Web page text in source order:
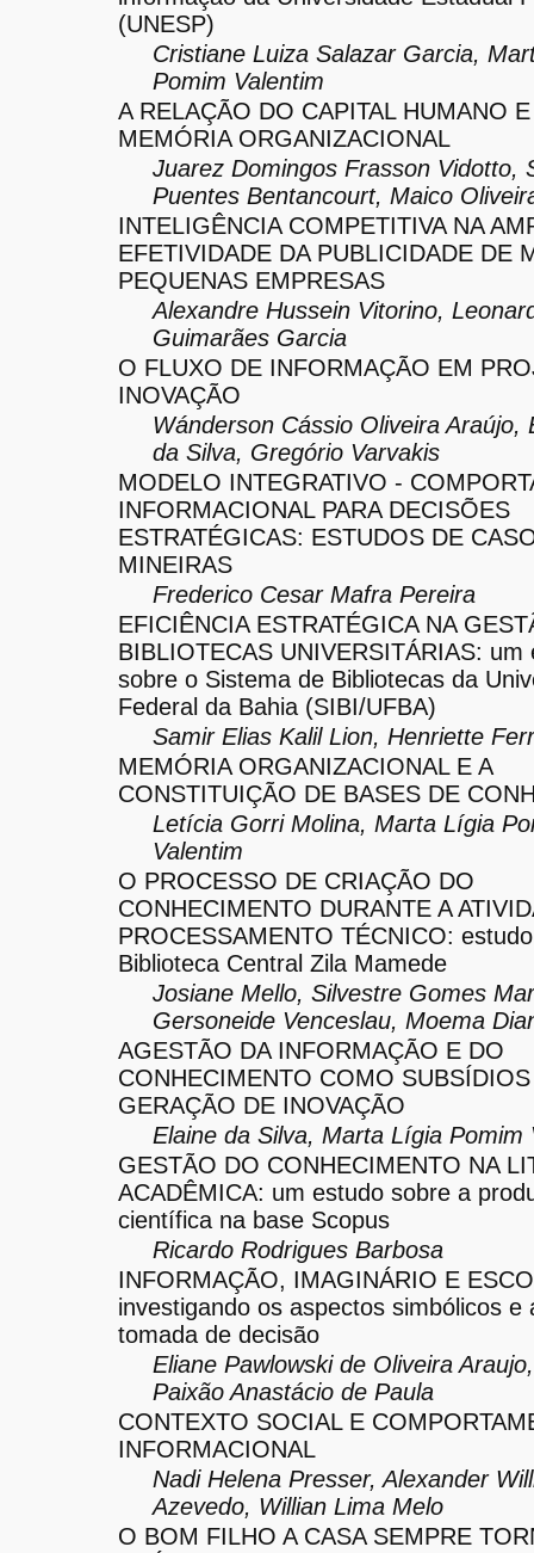
(UNESP)
Cristiane Luiza Salazar Garcia,
Pomim Valentim
A RELAÇÃO DO CAPITAL HUMANO E
MEMÓRIA ORGANIZACIONAL
Juarez Domingos Frasson Vidotto,
Puentes Bentancourt, Maico
INTELIGÊNCIA COMPETITIVA NA
EFETIVIDADE DA PUBLICIDADE DE
PEQUENAS EMPRESAS
Alexandre Hussein Vitorino,
Guimarães Garcia
O FLUXO DE INFORMAÇÃO EM
INOVAÇÃO
Wánderson Cássio Oliveira Araújo,
da Silva, Gregório Varvakis
MODELO INTEGRATIVO -
INFORMACIONAL PARA DECISÕES
ESTRATÉGICAS: ESTUDOS DE
MINEIRAS
Frederico Cesar Mafra Pereira
EFICIÊNCIA ESTRATÉGICA NA
BIBLIOTECAS UNIVERSITÁRIAS: um
sobre o Sistema de Bibliotecas da
Federal da Bahia (SIBI/UFBA)
Samir Elias Kalil Lion, Henriette
MEMÓRIA ORGANIZACIONAL E A
CONSTITUIÇÃO DE BASES DE
Letícia Gorri Molina, Marta Lígia
Valentim
O PROCESSO DE CRIAÇÃO DO
CONHECIMENTO DURANTE A
PROCESSAMENTO TÉCNICO:
Biblioteca Central Zila Mamede
Josiane Mello, Silvestre Gomes
Gersoneide Venceslau, Moema
AGESTÃO DA INFORMAÇÃO E DO
CONHECIMENTO COMO SUBSÍDIOS
GERAÇÃO DE INOVAÇÃO
Elaine da Silva, Marta Lígia Pomim
GESTÃO DO CONHECIMENTO NA
ACADÊMICA: um estudo sobre a
científica na base Scopus
Ricardo Rodrigues Barbosa
INFORMAÇÃO, IMAGINÁRIO E
investigando os aspectos simbólicos e
tomada de decisão
Eliane Pawlowski de Oliveira
Paixão Anastácio de Paula
CONTEXTO SOCIAL E
INFORMACIONAL
Nadi Helena Presser, Alexander
Azevedo, Willian Lima Melo
O BOM FILHO A CASA SEMPRE